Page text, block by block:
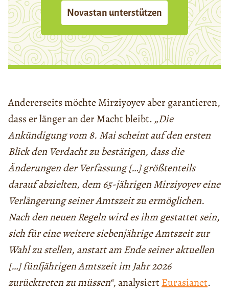
Novastan unterstützen
Andererseits möchte Mirziyoyev aber garantieren,
dass er länger an der Macht bleibt. „Die
Ankündigung vom 8. Mai scheint auf den ersten
Blick den Verdacht zu bestätigen, dass die
Änderungen der Verfassung […] größtenteils
darauf abzielten, dem 65-jährigen Mirziyoyev eine
Verlängerung seiner Amtszeit zu ermöglichen.
Nach den neuen Regeln wird es ihm gestattet sein,
sich für eine weitere siebenjährige Amtszeit zur
Wahl zu stellen, anstatt am Ende seiner aktuellen
[…] fünfjährigen Amtszeit im Jahr 2026
zurücktreten zu müssen“, analysiertEurasianet.